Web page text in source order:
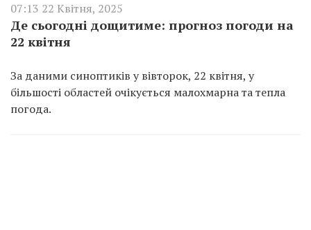
07:13 22 Квітня, 2025
Де сьогодні дощитиме: прогноз погоди на
22 квітня
За даними синоптиків у вівторок, 22 квітня, у
більшості областей очікується малохмарна та тепла
погода.